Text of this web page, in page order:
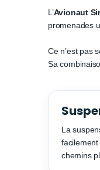
L’Avionaut
promenades
Ce n’est pas
Sa
La
chemins